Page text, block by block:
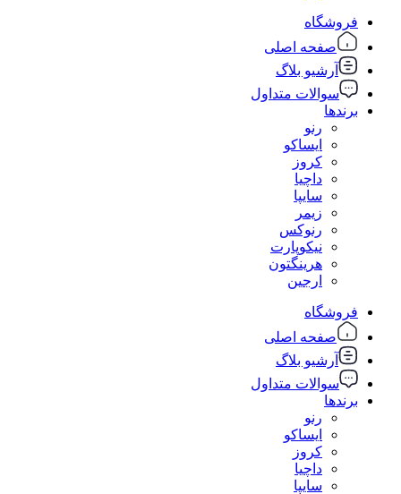
فروشگاه
صفحه اصلی
آرشیو بلاگ
سوالات متداول
برندها
رنو
ایساکو
کروز
داچیا
سایپا
زیمر
رنوکس
نیکوپارت
هرینگتون
ارجین
فروشگاه
صفحه اصلی
آرشیو بلاگ
سوالات متداول
برندها
رنو
ایساکو
کروز
داچیا
سایپا